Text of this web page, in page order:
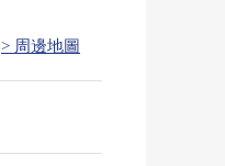
> 周邊地圖